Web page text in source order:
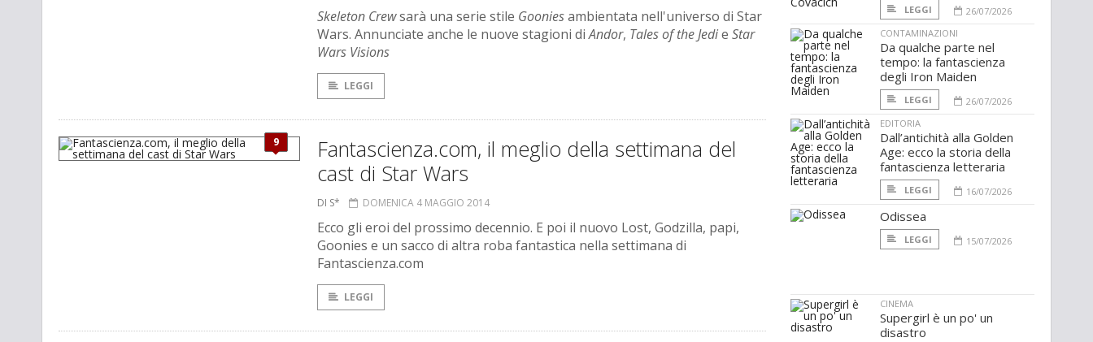
Skeleton Crewsarà una serie stile Gooniesambientata nell'universo di Star
Wars. Annunciate anche le nuove stagioni diAndor, Tales of the Jedie Star
Wars Visions
LEGGI
9
Fantascienza.com, il meglio della settimana del
cast di Star Wars
DI S* DOMENICA 4 MAGGIO 2014
Ecco gli eroi del prossimo decennio. E poi il nuovo Lost, Godzilla, papi,
Goonies e un sacco di altra roba fantastica nella settimana di
Fantascienza.com
LEGGI
LEGGI
26/07/2026
CONTAMINAZIONI
Da qualche parte nel
tempo: la fantascienza
degli Iron Maiden
LEGGI
26/07/2026
EDITORIA
Dall’antichità alla Golden
Age: ecco la storia della
fantascienza letteraria
LEGGI 16/07/2026
Odissea
LEGGI 15/07/2026
CINEMA
Supergirl è un po' un
disastro